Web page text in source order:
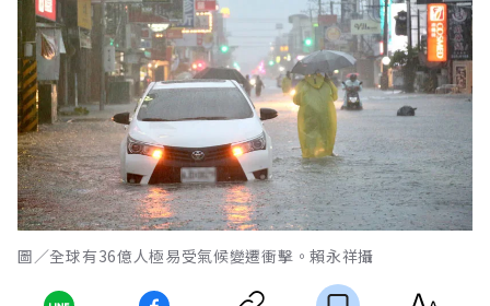
圖／全球有36億人極易受氣候變遷衝擊。賴永祥攝